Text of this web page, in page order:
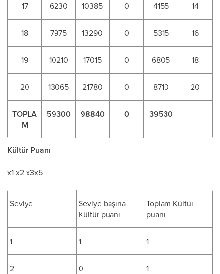
17 6230 10385 0 4155 14
18 7975 13290 0 5315 16
19 10210 17015 0 6805 18
20 13065 21780 0 8710 20
TOPLA
M
59300 98840 0 39530
Kültür Puanı
x1 x2 x3x5
Seviye
Seviye başına
Kültür puanı
Toplam Kültür
puanı
1 1 1
2 0 1